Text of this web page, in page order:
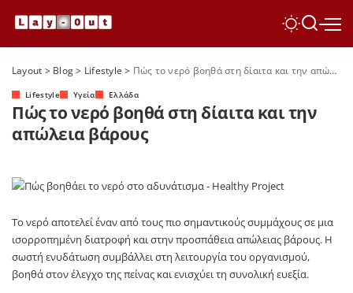
Layout > Blog> Lifestyle > Πώς το νερό βοηθά στη δίαιτα και την απώλεια βάρους
Lifestyle Yγεία Ελλάδα
Πώς το νερό βοηθά στη δίαιτα και την
απώλεια βάρους
Το νερό αποτελεί έναν από τους πιο σημαντικούς συμμάχους σε μια
ισορροπημένη διατροφή και στην προσπάθεια απώλειας βάρους. Η
σωστή ενυδάτωση συμβάλλει στη λειτουργία του οργανισμού,
βοηθά στον έλεγχο της πείνας και ενισχύει τη συνολική ευεξία.